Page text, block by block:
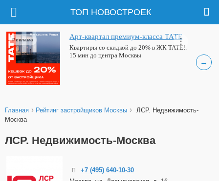
ТОП НОВОСТРОЕК
→
Арт-квартал премиум-класса ТАТЕ
Квартиры со скидкой до 20% в ЖК ТАТЕ!.
15 мин до центра Москвы
Реклама
Главная › Рейтинг застройщиков Москвы › ЛСР. Недвижимость-
Москва
ЛСР. Недвижимость-Москва
+7 (495) 640-10-30